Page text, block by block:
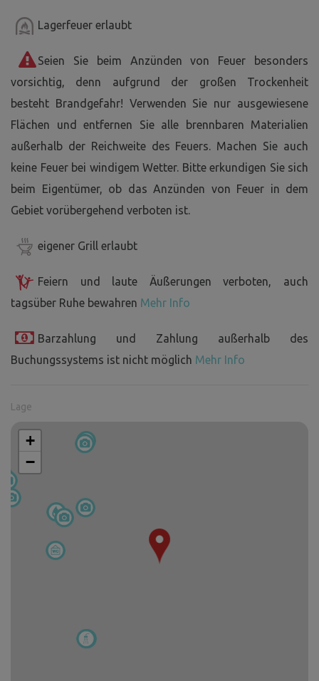
Lagerfeuer erlaubt
Seien Sie beim Anzünden von Feuer besonders
vorsichtig, denn aufgrund der großen Trockenheit
besteht Brandgefahr! Verwenden Sie nur ausgewiesene
Flächen und entfernen Sie alle brennbaren Materialien
außerhalb der Reichweite des Feuers. Machen Sie auch
keine Feuer bei windigem Wetter. Bitte erkundigen Sie sich
beim Eigentümer, ob das Anzünden von Feuer in dem
Gebiet vorübergehend verboten ist.
eigener Grill erlaubt
Feiern und laute Äußerungen verboten, auch
tagsüber Ruhe bewahren Mehr Info
Barzahlung und Zahlung außerhalb des
Buchungssystems ist nicht möglich Mehr Info
Lage
+
−